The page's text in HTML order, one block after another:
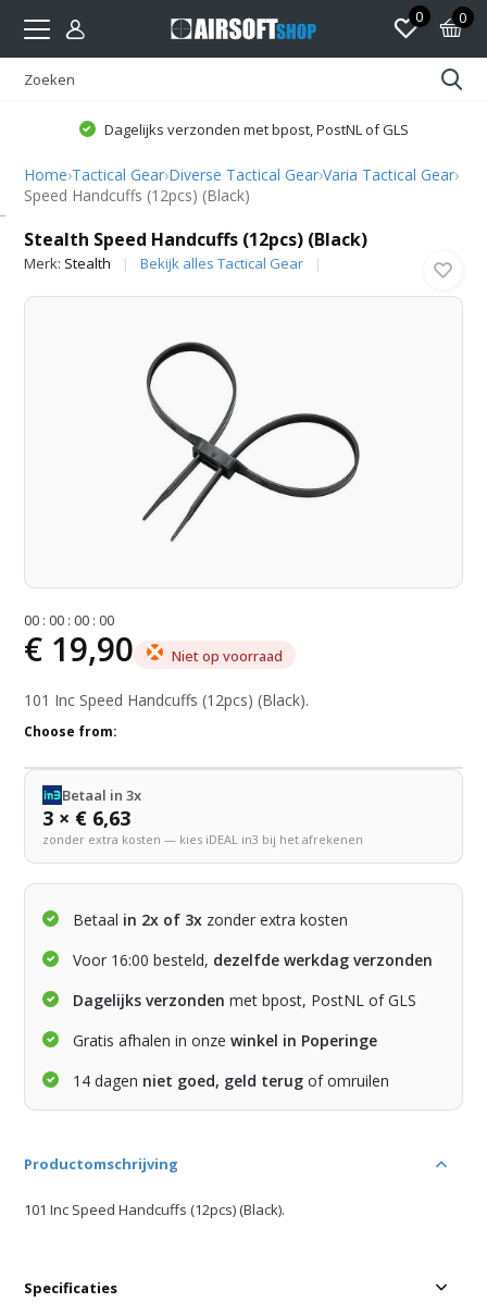
0 0
Dagelijks verzonden met bpost, PostNL of GLS
Home›Tactical Gear›Diverse Tactical Gear›Varia Tactical Gear›
Speed Handcuffs (12pcs) (Black)
Stealth Speed Handcuffs (12pcs) (Black)
Merk: Stealth Bekijk alles Tactical Gear
00 :00 :00 :00
€ 19,90 Niet op voorraad
101 Inc Speed Handcuffs (12pcs) (Black).
Choose from:
Betaal in 3x
3 × € 6,63
zonder extra kosten — kies iDEAL in3 bij het afrekenen
Betaal in 2x of 3x zonder extra kosten
Voor 16:00 besteld, dezelfde werkdag verzonden
Dagelijks verzonden met bpost, PostNL of GLS
Gratis afhalen in onzewinkel in Poperinge
14 dagen niet goed, geld terug of omruilen
Productomschrijving
101 Inc Speed Handcuffs (12pcs) (Black).
Specificaties